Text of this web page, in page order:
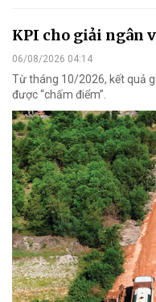
KPI cho giải ngân
06/08/2026 04:14
Từ tháng 10/2026, kết quả
được “chấm điểm”.